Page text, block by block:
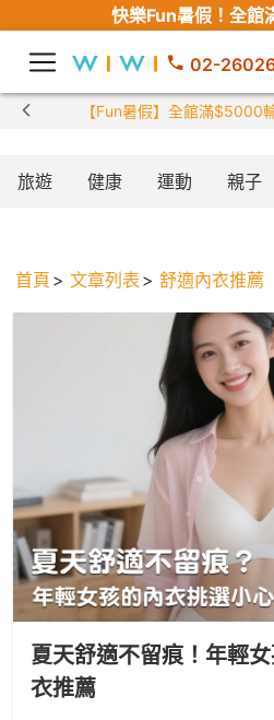
快樂Fun暑假！ 全館
02-
【Fun暑假】全館滿$5000
旅遊 健康 運動 親子
首頁 文章列表 舒適內衣推薦
夏天舒適不留痕！年輕
衣推薦